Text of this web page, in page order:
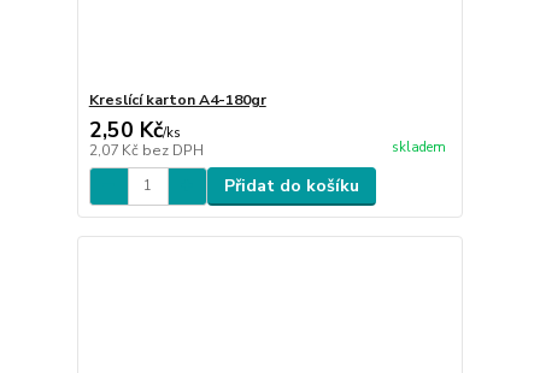
Kreslící karton A4-180gr
2,50 Kč/ks
2,07 Kč bez DPH skladem
Přidat do košíku